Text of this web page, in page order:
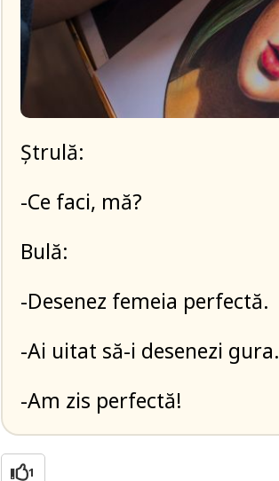
Ștrulă:
-Ce faci, mă?
Bulă:
-Desenez femeia perfectă.
-Ai uitat să-i desenezi gura.
-Am zis perfectă!
1